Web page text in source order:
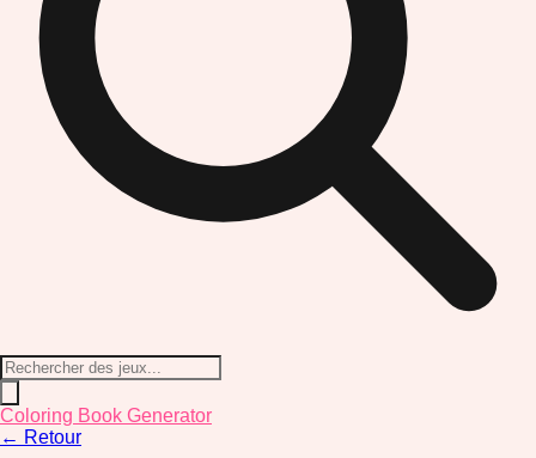
Coloring Book Generator
← Retour